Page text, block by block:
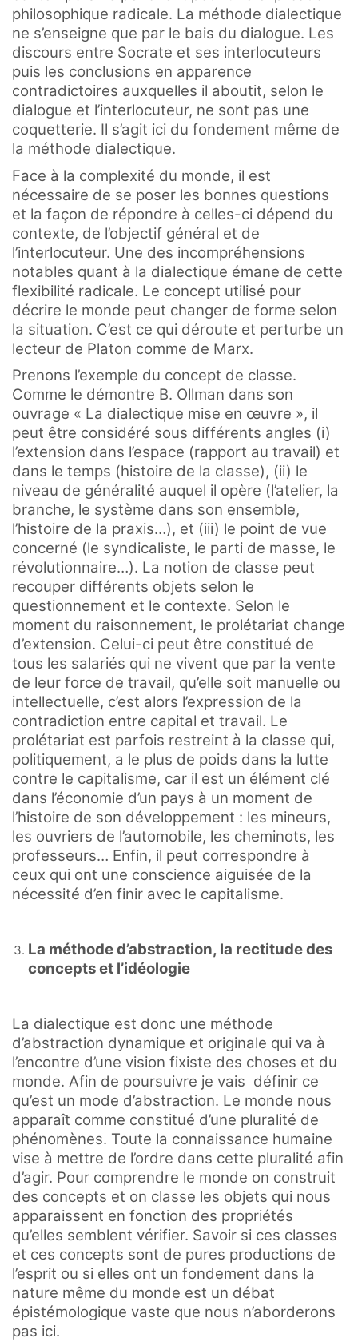
philosophique radicale. La méthode dialectique
ne s’enseigne que par le bais du dialogue. Les
discours entre Socrate et ses interlocuteurs
puis les conclusions en apparence
contradictoires auxquelles il aboutit, selon le
dialogue et l’interlocuteur, ne sont pas une
coquetterie. Il s’agit ici du fondement même de
la méthode dialectique.
Face à la complexité du monde, il est
nécessaire de se poser les bonnes questions
et la façon de répondre à celles-ci dépend du
contexte, de l’objectif général et de
l’interlocuteur. Une des incompréhensions
notables quant à la dialectique émane de cette
flexibilité radicale. Le concept utilisé pour
décrire le monde peut changer de forme selon
la situation. C’est ce qui déroute et perturbe un
lecteur de Platon comme de Marx.
Prenons l’exemple du concept de classe.
Comme le démontre B. Ollman dans son
ouvrage « La dialectique mise en œuvre », il
peut être considéré sous différents angles (i)
l’extension dans l’espace (rapport au travail) et
dans le temps (histoire de la classe), (ii) le
niveau de généralité auquel il opère (l’atelier, la
branche, le système dans son ensemble,
l’histoire de la praxis…), et (iii) le point de vue
concerné (le syndicaliste, le parti de masse, le
révolutionnaire…). La notion de classe peut
recouper différents objets selon le
questionnement et le contexte. Selon le
moment du raisonnement, le prolétariat change
d’extension. Celui-ci peut être constitué de
tous les salariés qui ne vivent que par la vente
de leur force de travail, qu’elle soit manuelle ou
intellectuelle, c’est alors l’expression de la
contradiction entre capital et travail. Le
prolétariat est parfois restreint à la classe qui,
politiquement, a le plus de poids dans la lutte
contre le capitalisme, car il est un élément clé
dans l’économie d’un pays à un moment de
l’histoire de son développement : les mineurs,
les ouvriers de l’automobile, les cheminots, les
professeurs… Enfin, il peut correspondre à
ceux qui ont une conscience aiguisée de la
nécessité d’en finir avec le capitalisme.
La méthode d’abstraction, la rectitude des
concepts et l’idéologie
La dialectique est donc une méthode
d’abstraction dynamique et originale qui va à
l’encontre d’une vision fixiste des choses et du
monde. Afin de poursuivre je vais définir ce
qu’est un mode d’abstraction. Le monde nous
apparaît comme constitué d’une pluralité de
phénomènes. Toute la connaissance humaine
vise à mettre de l’ordre dans cette pluralité afin
d’agir. Pour comprendre le monde on construit
des concepts et on classe les objets qui nous
apparaissent en fonction des propriétés
qu’elles semblent vérifier. Savoir si ces classes
et ces concepts sont de pures productions de
l’esprit ou si elles ont un fondement dans la
nature même du monde est un débat
épistémologique vaste que nous n’aborderons
pas ici.